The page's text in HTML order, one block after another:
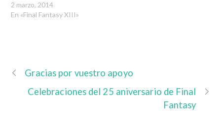
2 marzo, 2014
En «Final Fantasy XIII»
Gracias por vuestro apoyo
Celebraciones del 25 aniversario de Final
Fantasy